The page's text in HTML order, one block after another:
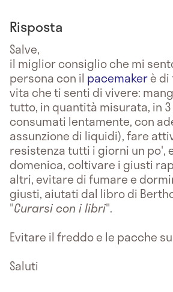
Risposta
Salve,
il miglior consiglio che mi
persona con il pacemakerè
vita che ti senti di vivere:
tutto, in quantità misurata, in
consumati lentamente, con
assunzione di liquidi), fare
resistenza tutti i giorni un po',
domenica, coltivare i giusti
altri, evitare di fumare e
giusti, aiutati dal libro di
"Curarsi con i libri".
Evitare il freddo e le pacche
Saluti